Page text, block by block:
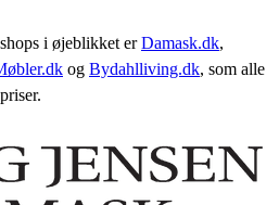
i øjeblikket erDamask.dk,
og Bydahlliving.dk, som alle